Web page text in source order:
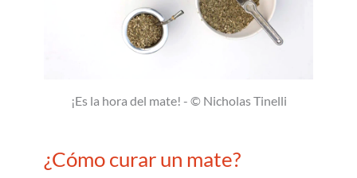
¡Es la hora del mate! - © Nicholas Tinelli
¿Cómo curar un mate?